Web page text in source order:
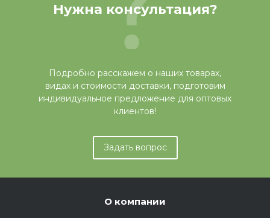
Нужна консультация?
Подробно расскажем о наших товарах,
видах и стоимости доставки, подготовим
индивидуальное предложение для оптовых
клиентов!
Задать вопрос
О компании